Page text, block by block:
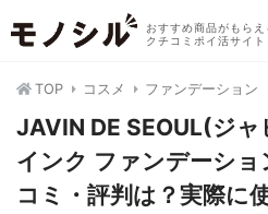
おすすめ商品がもらえ
クチコミポイ活サイト
TOP コスメ ファンデーション
JAVIN DE SEOUL(ジ
インク ファンデーシ
コミ・評判は？実際に